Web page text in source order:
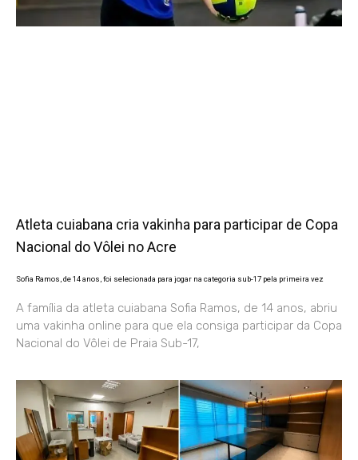
Atleta cuiabana cria vakinha para participar de Copa
Nacional do Vôlei no Acre
Sofia Ramos, de 14 anos, foi selecionada para jogar na categoria sub-17 pela primeira vez
A família da atleta cuiabana Sofia Ramos, de 14 anos, abriu
uma vakinha online para que ela consiga participar da Copa
Nacional do Vôlei de Praia Sub-17,